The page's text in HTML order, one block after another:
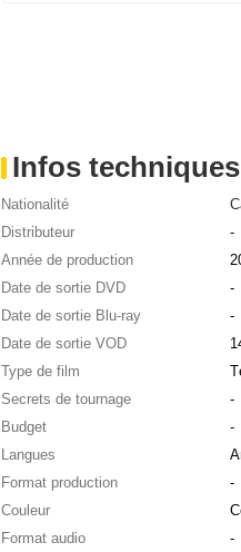
Infos techniques
Nationalité
Distributeur
-
Année de production
Date de sortie DVD
-
Date de sortie Blu-ray
-
Date de sortie VOD
Type de film
Secrets de tournage
-
Budget
-
Langues
Format production
-
Couleur
Format audio
-